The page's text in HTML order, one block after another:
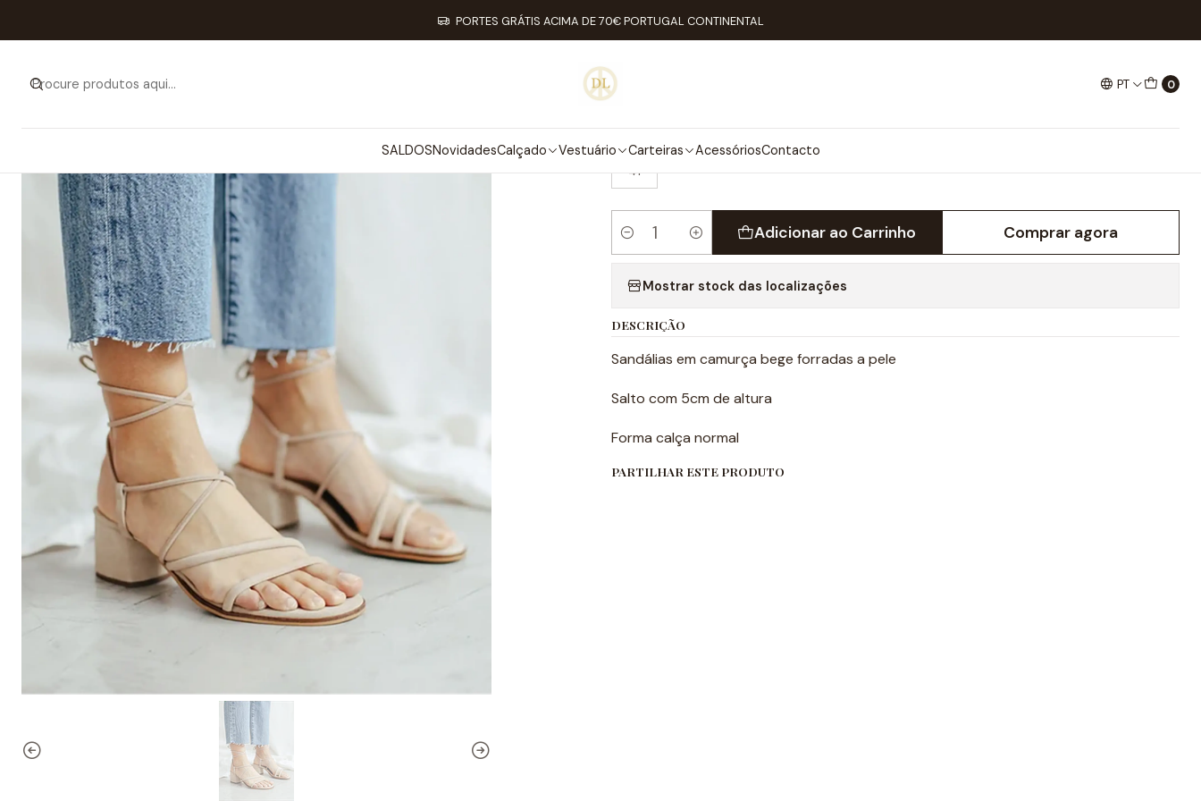
PT 0
SALDOSNovidadesCalçado Vestuário Carteiras AcessóriosContacto
PORTES GRÁTIS ACIMA DE 70€ PORTUGAL CONTINENTAL
Promoções Primavera/Verão Promoções Primavera/Verão
|
JULIETTE SANDAL
TAMANHO
41
Quantidade
Adicionar ao Carrinho Comprar agora
Mostrar stock das localizações
DESCRIÇÃO
Sandálias em camurça bege forradas a pele
Salto com 5cm de altura
Forma calça normal
PARTILHAR ESTE PRODUTO